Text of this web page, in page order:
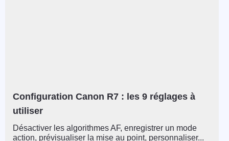
Configuration Canon R7 : les 9 réglages à
utiliser
Désactiver les algorithmes AF, enregistrer un mode
action, prévisualiser la mise au point, personnaliser...